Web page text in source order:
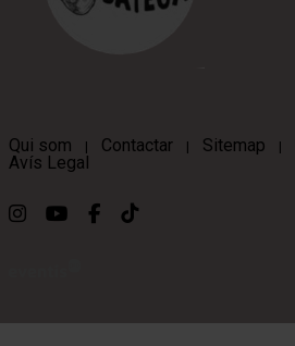
Qui som | Contactar | Sitemap |
Avís Legal
Link a instagram
Link a youtube
Link a facebook
Link a ticktok